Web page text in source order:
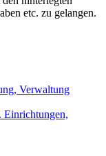
etc. zu gelangen.
Verwaltung
Einrichtungen,